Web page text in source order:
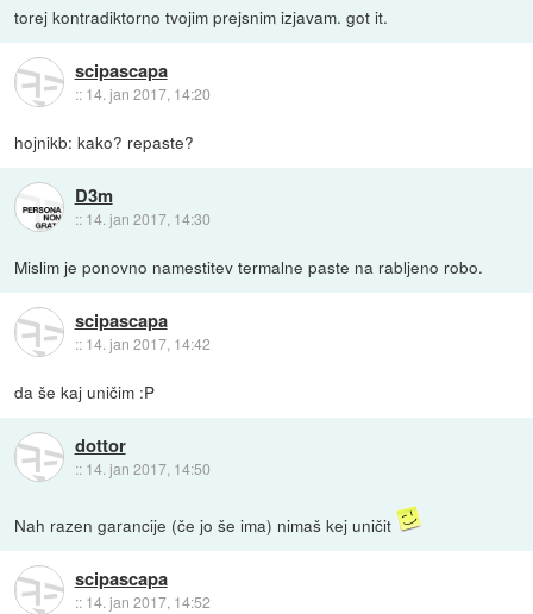
torej kontradiktorno tvojim prejsnim izjavam. got it.
scipascapa
:: 14. jan 2017, 14:20
hojnikb: kako? repaste?
D3m
:: 14. jan 2017, 14:30
Mislim je ponovno namestitev termalne paste na rabljeno robo.
scipascapa
:: 14. jan 2017, 14:42
da še kaj uničim :P
dottor
:: 14. jan 2017, 14:50
Nah razen garancije (če jo še ima) nimaš kej uničit
scipascapa
:: 14. jan 2017, 14:52